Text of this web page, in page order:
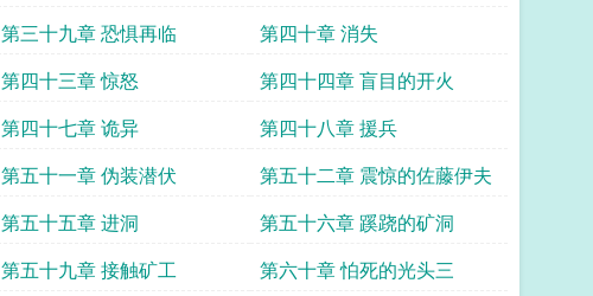
第三十九章 恐惧再临
第四十章 消失
第四十三章 惊怒
第四十四章 盲目的开火
第四十七章 诡异
第四十八章 援兵
第五十一章 伪装潜伏
第五十二章 震惊的佐藤伊夫
第五十五章 进洞
第五十六章 蹊跷的矿洞
第五十九章 接触矿工
第六十章 怕死的光头三